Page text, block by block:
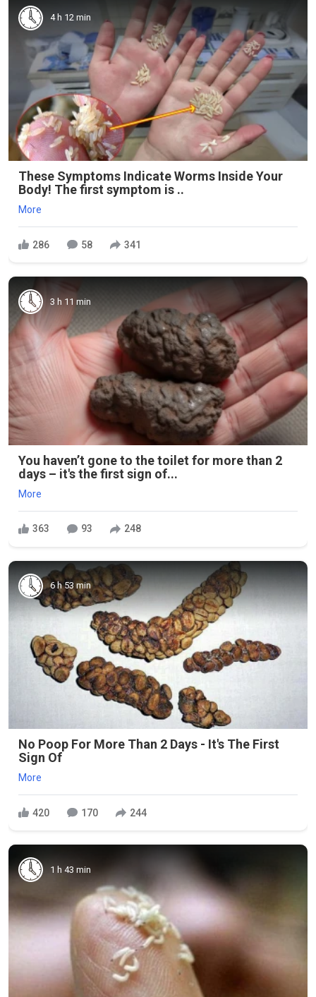
4 h 12 min
These Symptoms Indicate Worms Inside Your
Body! The first symptom is ..
More
286 58 341
3 h 11 min
You haven’t gone to the toilet for more than 2
days – it's the first sign of...
More
363 93 248
6 h 53 min
No Poop For More Than 2 Days - It's The First
Sign Of
More
420 170 244
1 h 43 min